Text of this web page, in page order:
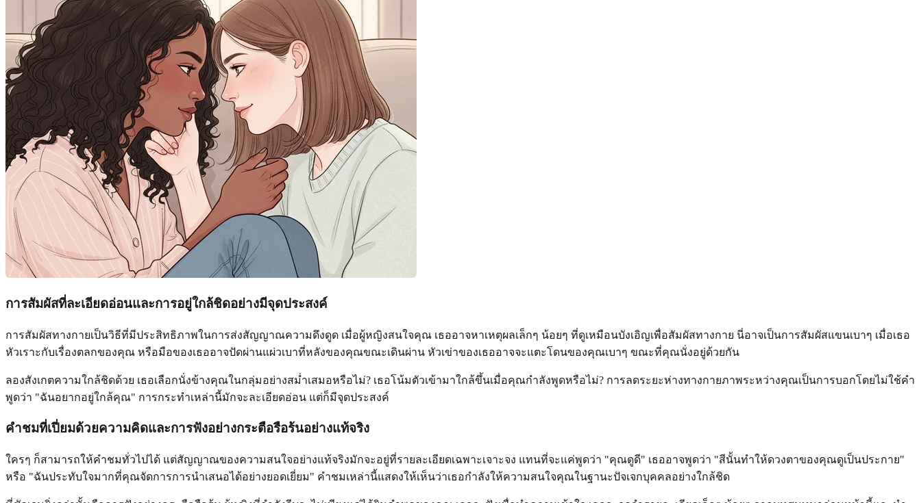
การสัมผัสที่ละเอียดอ่อนและการอยู่ใกล้ชิดอย่างมีจุดประสงค์
การสัมผัสทางกายเป็นวิธีที่มีประสิทธิภาพในการส่งสัญญาณความดึงดูด เมื่อผู้หญิงสนใจคุณ เธออาจหาเหตุผลเล็กๆ น้อยๆ ที่ดูเหมือนบังเอิญเพื่อสัมผัสทางกาย นี่อาจเป็นการสัมผัสแขนเบาๆ เมื่อเธอ
หัวเราะกับเรื่องตลกของคุณ หรือมือของเธออาจปัดผ่านแผ่วเบาที่หลังของคุณขณะเดินผ่าน หัวเข่าของเธออาจจะแตะโดนของคุณเบาๆ ขณะที่คุณนั่งอยู่ด้วยกัน
ลองสังเกตความใกล้ชิดด้วย เธอเลือกนั่งข้างคุณในกลุ่มอย่างสม่ำเสมอหรือไม่? เธอโน้มตัวเข้ามาใกล้ขึ้นเมื่อคุณกำลังพูดหรือไม่? การลดระยะห่างทางกายภาพระหว่างคุณเป็นการบอกโดยไม่ใช้คำ
พูดว่า "ฉันอยากอยู่ใกล้คุณ" การกระทำเหล่านี้มักจะละเอียดอ่อน แต่ก็มีจุดประสงค์
คำชมที่เปี่ยมด้วยความคิดและการฟังอย่างกระตือรือร้นอย่างแท้จริง
ใครๆ ก็สามารถให้คำชมทั่วไปได้ แต่สัญญาณของความสนใจอย่างแท้จริงมักจะอยู่ที่รายละเอียดเฉพาะเจาะจง แทนที่จะแค่พูดว่า "คุณดูดี" เธออาจพูดว่า "สีนั้นทำให้ดวงตาของคุณดูเป็นประกาย"
หรือ "ฉันประทับใจมากที่คุณจัดการการนำเสนอได้อย่างยอดเยี่ยม" คำชมเหล่านี้แสดงให้เห็นว่าเธอกำลังให้ความสนใจคุณในฐานะปัจเจกบุคคลอย่างใกล้ชิด